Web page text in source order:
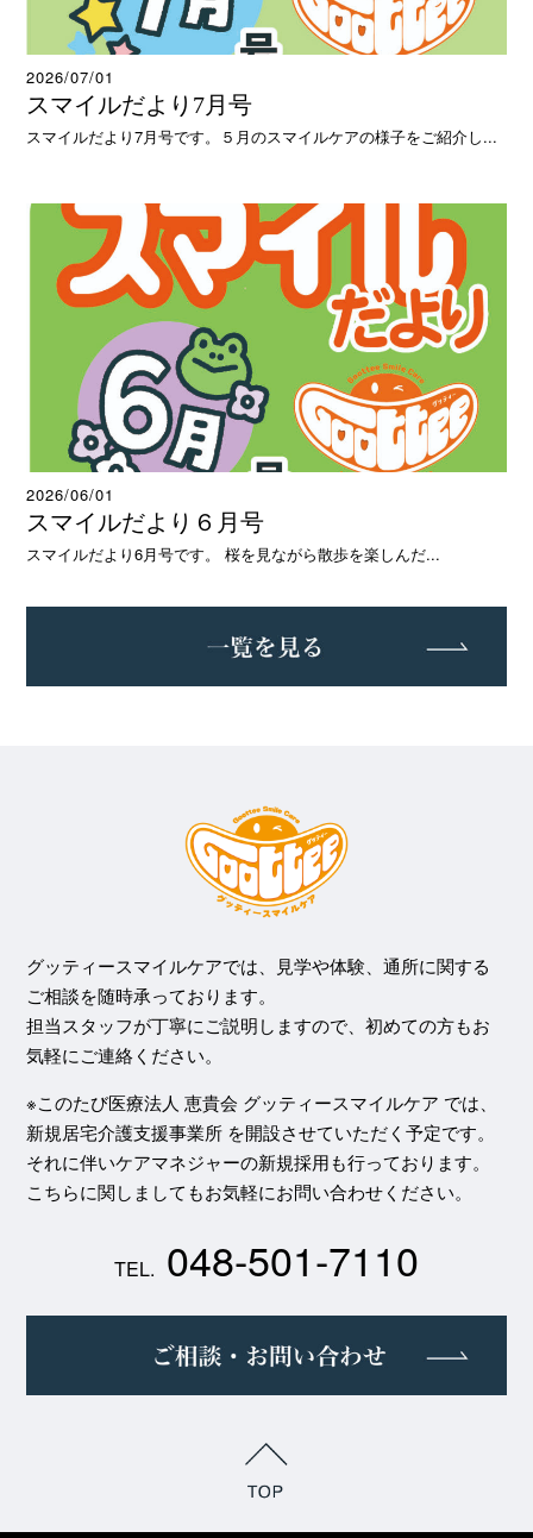
2026/07/01
スマイルだより7月号
スマイルだより7月号です。５月のスマイルケアの様子をご紹介し...
2026/06/01
スマイルだより６月号
スマイルだより6月号です。 桜を見ながら散歩を楽しんだ...
グッティースマイルケアでは、見学や体験、通所に関する
ご相談を随時承っております。
担当スタッフが丁寧にご説明しますので、初めての方もお
気軽にご連絡ください。
※このたび医療法人 恵貴会 グッティースマイルケア では、
新規居宅介護支援事業所 を開設させていただく予定です。
それに伴いケアマネジャーの新規採用も行っております。
こちらに関しましてもお気軽にお問い合わせください。
TEL. 048-501-7110